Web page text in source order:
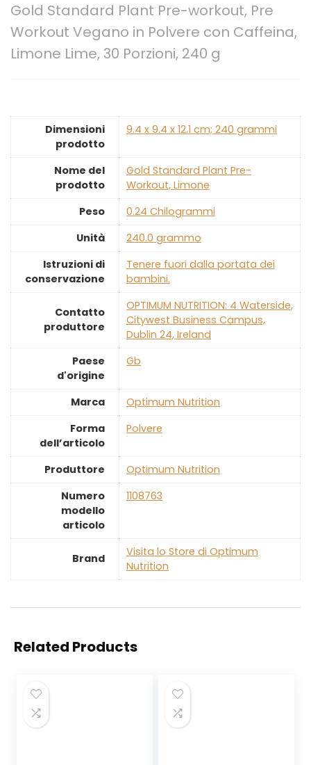
Gold Standard Plant Pre-workout, Pre
Workout Vegano in Polvere con Caffeina,
Limone Lime, 30 Porzioni, 240 g
Dimensioni
prodotto
‎9.4 x 9.4 x 12.1 cm; 240 grammi
Nome del
prodotto
‎Gold Standard Plant Pre-
Workout, Limone
Peso
‎0.24 Chilogrammi
Unità
‎240.0 grammo
Istruzioni di
conservazione
‎Tenere fuori dalla portata dei
bambini.
Contatto
produttore
‎OPTIMUM NUTRITION: 4 Waterside,
Citywest Business Campus,
Dublin 24, Ireland
Paese
d'origine
‎Gb
Marca
‎Optimum Nutrition
Forma
dell’articolo
‎Polvere
Produttore
‎Optimum Nutrition
Numero
modello
articolo
‎1108763
Brand
Visita lo Store di Optimum
Nutrition
Related Products